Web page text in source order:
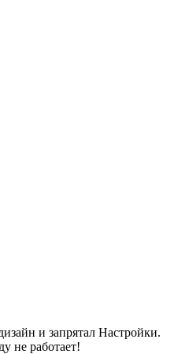
и запрятал Настройки.
не работает!